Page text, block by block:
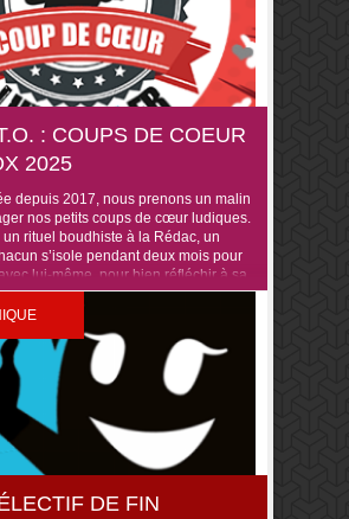
: COUPS DE COEUR
2025
depuis 2017, nous prenons un malin
nos petits coups de cœur ludiques.
un rituel boudhiste à la Rédac, un
s’isole pendant deux mois pour
lui-même, pour bien réfléchir à sa
assez short, et décider quoi trancher
DE FIN